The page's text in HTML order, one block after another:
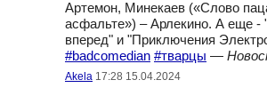
Артемон, Минекаев («Слово
асфальте») – Арлекино. А еще -
вперед" и "Приключения
#badcomedian #тварцы —
Akela 17:28 15.04.2024